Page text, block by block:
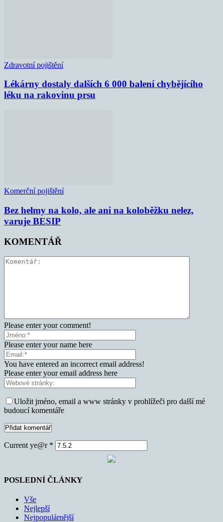
Zdravotní pojištění
Lékárny dostaly dalších 6 000 balení chybějícího
léku na rakovinu prsu
Komerční pojištění
Bez helmy na kolo, ale ani na koloběžku nelez,
varuje BESIP
KOMENTÁŘ
Please enter your comment!
Please enter your name here
You have entered an incorrect email address!
Please enter your email address here
Uložit jméno, email a www stránky v prohlížeči pro další mé
budoucí komentáře
Current ye@r *
POSLEDNÍ ČLÁNKY
Vše
Nejlepší
Nejpopulárnější